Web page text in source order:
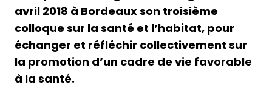
avril 2018 à Bordeaux son troisième
colloque sur la santé et l’habitat, pour
échanger et réfléchir collectivement sur
la promotion d’un cadre de vie favorable
à la santé.